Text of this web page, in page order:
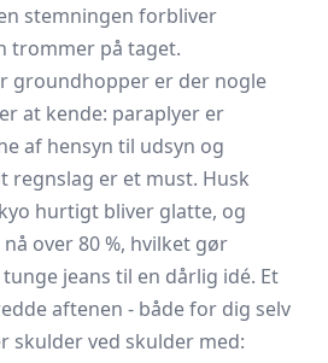
stemningen forbliver
trommer på taget.
groundhopper er der nogle
at kende: paraplyer er
af hensyn til udsyn og
regnslag er et must. Husk
hurtigt bliver glatte, og
over 80 %, hvilket gør
jeans til en dårlig idé. Et
aftenen - både for dig selv
skulder ved skulder med: